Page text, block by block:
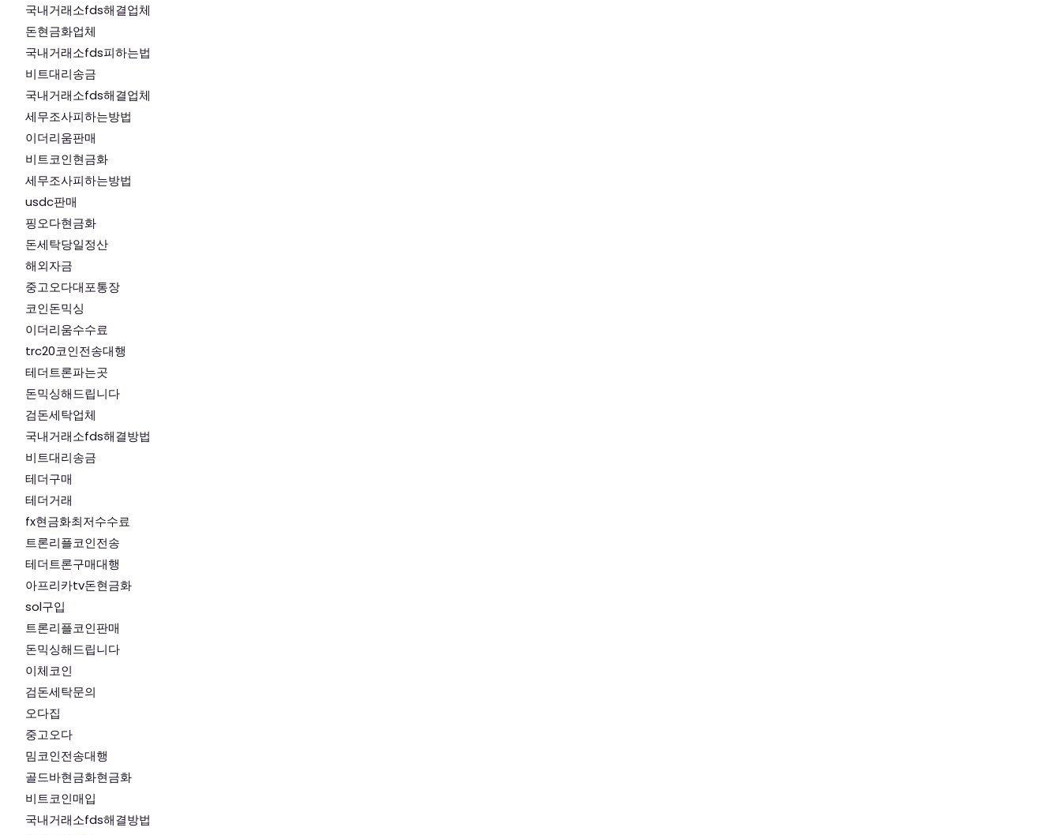
국내거래소fds해결업체
돈현금화업체
국내거래소fds피하는법
비트대리송금
국내거래소fds해결업체
세무조사피하는방법
이더리움판매
비트코인현금화
세무조사피하는방법
usdc판매
핑오다현금화
돈세탁당일정산
해외자금
중고오다대포통장
코인돈믹싱
이더리움수수료
trc20코인전송대행
테더트론파는곳
돈믹싱해드립니다
검돈세탁업체
국내거래소fds해결방법
비트대리송금
테더구매
테더거래
fx현금화최저수수료
트론리플코인전송
테더트론구매대행
아프리카tv돈현금화
sol구입
트론리플코인판매
돈믹싱해드립니다
이체코인
검돈세탁문의
오다집
중고오다
밈코인전송대행
골드바현금화현금화
비트코인매입
국내거래소fds해결방법